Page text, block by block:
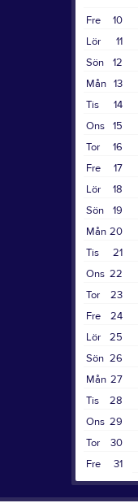
10
Fre
11
Lör
12
Sön
13
Mån
14
Tis
15
Ons
16
Tor
17
Fre
18
Lör
19
Sön
20
Mån
21
Tis
22
Ons
23
Tor
24
Fre
25
Lör
26
Sön
27
Mån
28
Tis
29
Ons
30
Tor
31
Fre